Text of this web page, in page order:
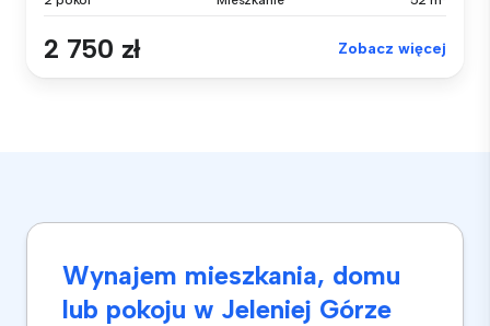
2 750 zł Zobacz więcej
Wynajem mieszkania, domu
lub pokoju w Jeleniej Górze